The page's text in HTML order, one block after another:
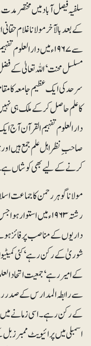
سلفیہ فیصل آباد میں
کے بعد بالآخر مولانا غلام
سے ۱۹۶۷ء میں
مسلسل محنت‘اللہ تعالیٰ کے
سرحد کی ایک عظیم جامعہ کا
کا علم حاصل کر کے ملک ہی
دارالعلوم تفہیم القرآن آج
صاحب ِ نظر اہل علم جمع ہیں
کرنے کے لیے بھی کوشاں
رشتہ ۱۹۶۳ء میں
اسمبلی میں پرائیویٹ ممبرز